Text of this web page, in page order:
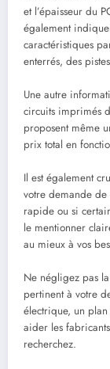
et l’épaisseur du
également
caractéristiques
enterrés, des
Une autre
circuits imprimés
proposent même
prix total en
Il est également
votre demande de
rapide ou si
le mentionner
au mieux à vos
Ne négligez pas
pertinent à votre
électrique, un
aider les
recherchez.